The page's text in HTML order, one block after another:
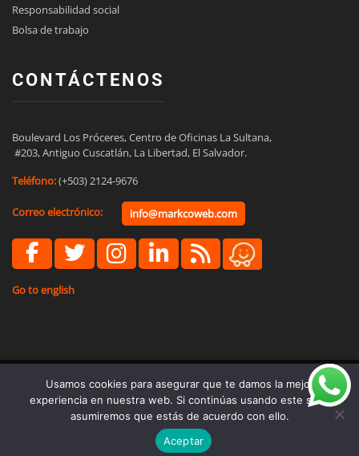
Responsabilidad social
Bolsa de trabajo
CONTÁCTENOS
Boulevard Los Próceres, Centro de Oficinas La Sultana,
#203, Antiguo Cuscatlán, La Libertad, El Salvador.
Teléfono:(+503) 2124-9676
Correo electrónico: info@markcoweb.com
Go to english
© Copyright 2021 - Marketing Business Consultants S.A. de C.V.
Términos y Condiciones Políticas de Privacidad
Usamos cookies para asegurar que te damos la mejor
experiencia en nuestra web. Si continúas usando este sitio,
asumiremos que estás de acuerdo con ello.
Aceptar